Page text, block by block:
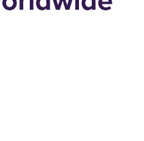
notre